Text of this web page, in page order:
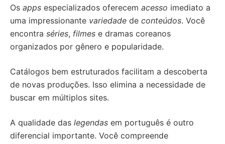
Os apps especializados oferecem acesso imediato a
uma impressionante variedade de conteúdos. Você
encontra séries, filmes e dramas coreanos
organizados por gênero e popularidade.
Catálogos bem estruturados facilitam a descoberta
de novas produções. Isso elimina a necessidade de
buscar em múltiplos sites.
A qualidade das legendas em português é outro
diferencial importante. Você compreende